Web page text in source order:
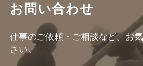
お問い合わせ
仕事のご依頼・ご相談など、お
さい。